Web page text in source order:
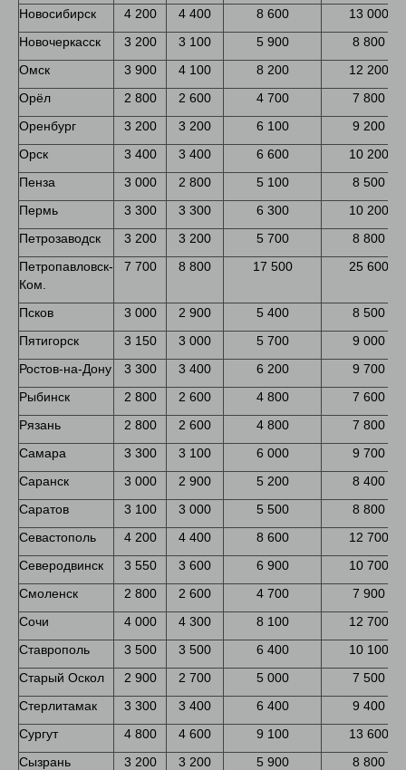
Новосибирск
4 200 4 400 8 600
13 000
Новочеркасск
3 200 3 100 5 900
8 800
Омск
3 900 4 100 8 200
12 200
Орёл
2 800 2 600 4 700
7 800
Оренбург
3 200 3 200 6 100
9 200
Орск
3 400 3 400 6 600
10 200
Пенза
3 000 2 800 5 100
8 500
Пермь
3 300 3 300 6 300
10 200
Петрозаводск
3 200 3 200 5 700
8 800
Петропавловск-
Ком.
7 700 8 800 17 500 25 600
Псков 3 000 2 900 5 400
8 500
Пятигорск
3 150 3 000 5 700
9 000
Ростов-на-Дону
3 300 3 400 6 200
9 700
Рыбинск
2 800 2 600 4 800
7 600
Рязань
2 800 2 600 4 800
7 800
Самара
3 300 3 100 6 000
9 700
Саранск
3 000 2 900 5 200
8 400
Саратов
3 100 3 000 5 500
8 800
Севастополь
4 200 4 400 8 600
12 700
Северодвинск
3 550 3 600 6 900
10 700
Смоленск
2 800 2 600 4 700
7 900
Сочи
4 000 4 300 8 100
12 700
Ставрополь
3 500 3 500 6 400
10 100
Старый Оскол
2 900 2 700 5 000
7 500
Стерлитамак
3 300 3 400 6 400
9 400
Сургут
4 800 4 600 9 100
13 600
Сызрань
3 200 3 200 5 900
8 800